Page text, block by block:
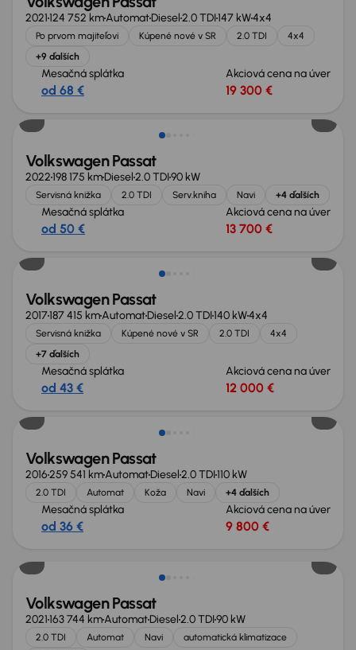
2021124 752 kmAutomatDiesel2.0 TDI147 kW4x4
Po prvom majiteľovi Kúpené nové v SR 2.0 TDI
4x4
+9 ďalších
Mesačná splátka
od 68 €
Akciová cena na úver
19 300 €
Volkswagen Passat
2022198 175 kmDiesel2.0 TDI90 kW
Servisná knižka 2.0 TDI Serv.kniha Navi +4 ďalších
Mesačná splátka
od 50 €
Akciová cena na úver
13 700 €
Zlacnené o 500 €
Volkswagen Passat
2017187 415 kmAutomatDiesel2.0 TDI140 kW4x4
Servisná knižka Kúpené nové v SR 2.0 TDI
4x4
+7 ďalších
Mesačná splátka
od 43 €
Akciová cena na úver
12 000 €
Extra zľava 600 €
Volkswagen Passat
2016259 541 kmAutomatDiesel2.0 TDI110 kW
2.0 TDI Automat Koža Navi +4 ďalších
Mesačná splátka
od 36 €
Akciová cena na úver
9 800 €
Volkswagen Passat
2021163 744 kmAutomatDiesel2.0 TDI90 kW
2.0 TDI Automat Navi
automatická klimatizace